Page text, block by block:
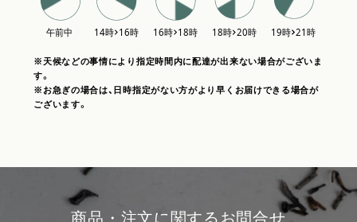
※天候などの事情により指定時間内に配達が出来ない場合がございま
す。
※お急ぎの場合は、日時指定がない方がより早くお届けできる場合が
ございます。
商品・注文に関するお問合せ